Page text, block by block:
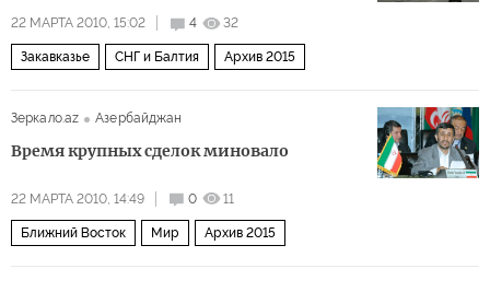
22 МАРТА 2010, 15:02 4 32
Закавказье СНГ и Балтия Архив 2015
Зеркало.az Азербайджан
Время крупных сделок миновало
22 МАРТА 2010, 14:49 0 11
Ближний Восток Мир Архив 2015